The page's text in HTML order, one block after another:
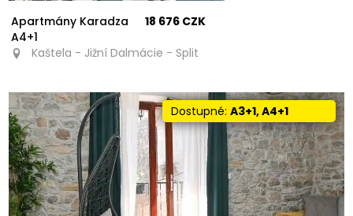
Apartmány Karadza
A4+1
18 676 CZK
Kaštela - Jižní Dalmácie - Split
Dostupné:A3+1, A4+1